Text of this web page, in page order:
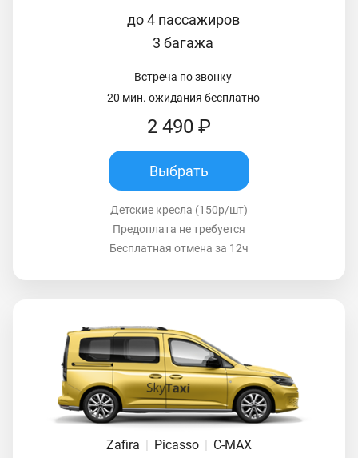
до 4 пассажиров
3 багажа
Встреча по звонку
20 мин. ожидания бесплатно
2 490 ₽
Выбрать
Детские кресла (150р/шт)
Предоплата не требуется
Бесплатная отмена за 12ч
Zafira | Picasso | C-MAX